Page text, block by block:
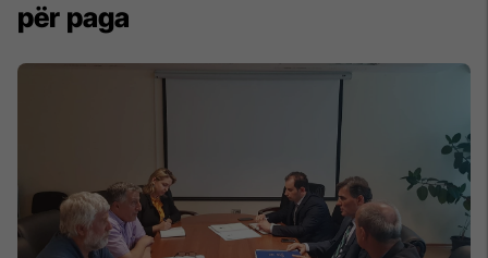
për paga